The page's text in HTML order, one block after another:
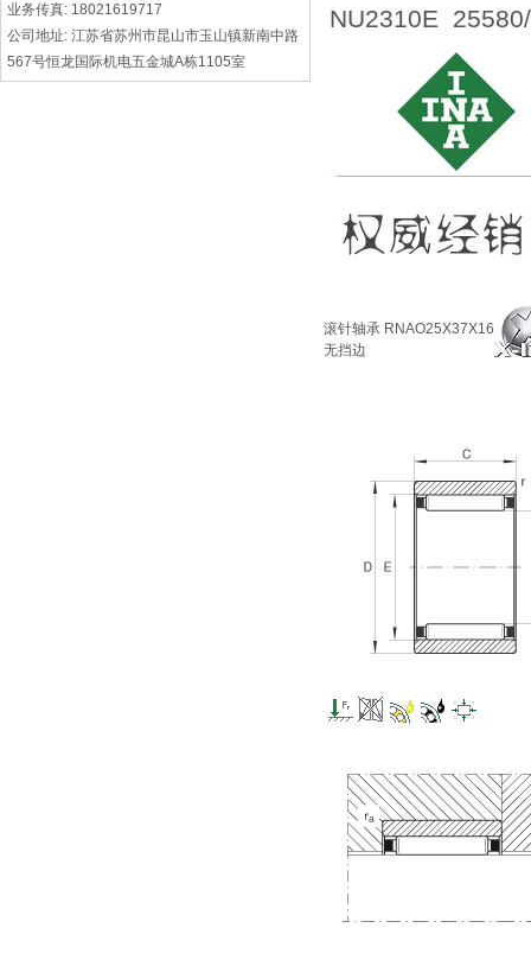
业务传真: 18021619717
公司地址: 江苏省苏州市昆山市玉山镇新南中路
567号恒龙国际机电五金城A栋1105室
NU2310E
滚针轴承 RNAO25X37X16
无挡边